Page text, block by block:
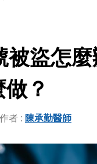
被盜怎
？
作者 : 陳承勤醫師